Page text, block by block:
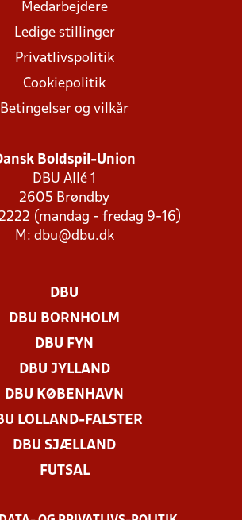
Medarbejdere
Ledige stillinger
Privatlivspolitik
Cookiepolitik
Betingelser og vilkår
Boldspil-Union
DBU Allé 1
2605 Brøndby
2222 (mandag - fredag 9-16)
M: dbu@dbu.dk
DBU
DBU BORNHOLM
DBU FYN
DBU JYLLAND
DBU KØBENHAVN
LOLLAND-FALSTER
DBU SJÆLLAND
FUTSAL